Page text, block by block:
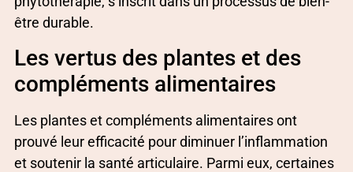
être durable.
Les vertus des plantes et des
compléments alimentaires
Les plantes et compléments alimentaires ont
prouvé leur efficacité pour diminuer l’inflammation
et soutenir la santé articulaire. Parmi eux, certaines